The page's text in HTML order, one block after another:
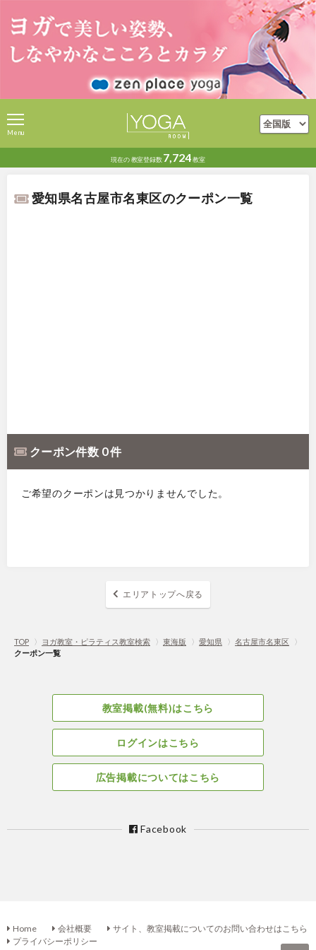
現在の教室登録数 7,724教室
Menu
愛知県名古屋市名東区のクーポン一覧
クーポン件数 0 件
ご希望のクーポンは見つかりませんでした。
エリアトップへ戻る
TOP 〉 ヨガ教室・ピラティス教室検索 〉 東海版 〉 愛知県 〉 名古屋市名東区
〉
クーポン一覧
教室掲載(無料)はこちら
ログインはこちら
広告掲載についてはこちら
Facebook
Home 会社概要
サイト、教室掲載についてのお問い合わせはこちら
プライバシーポリシー